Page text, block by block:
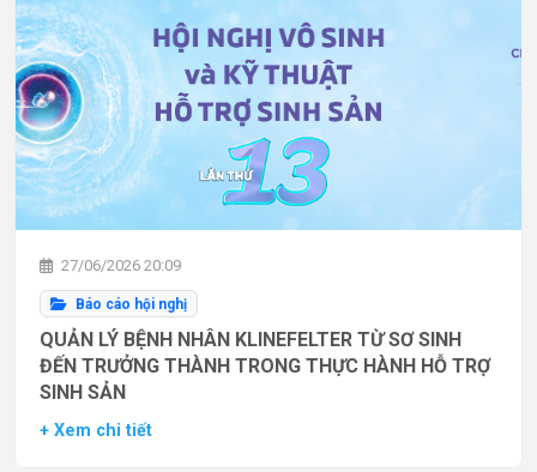
27/06/2026 20:09
Báo cáo hội nghị
QUẢN LÝ BỆNH NHÂN KLINEFELTER TỪ SƠ SINH
ĐẾN TRƯỞNG THÀNH TRONG THỰC HÀNH HỖ TRỢ
SINH SẢN
+ Xem chi tiết